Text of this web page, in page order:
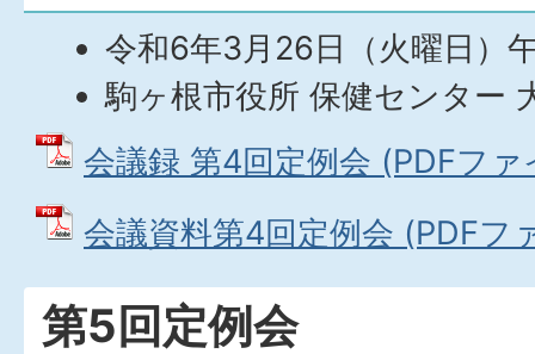
令和6年3月26日（火曜日）
駒ヶ根市役所 保健センター
会議録 第4回定例会 (PDFフ
会議資料第4回定例会 (PDFフ
第5回定例会